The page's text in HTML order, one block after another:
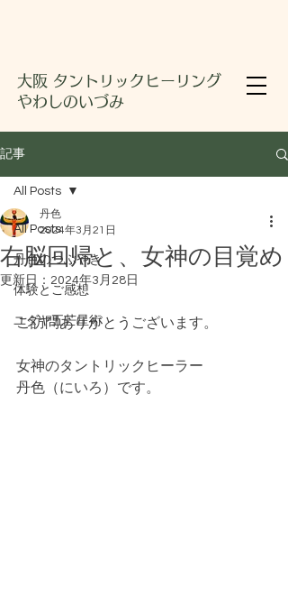
大阪 タントリックヒーリング
やわしのいづみ
記事
All Posts
丹色のつぶやき
体験とご感想
ユダヤ五芒星術
All Posts
右脳回帰と、女神の目覚め
丹色
2024年3月21日
更新日： 2024年3月28日
ご訪問ありがとうございます。
女神のタントリックヒーラー
丹色（にいろ）です。